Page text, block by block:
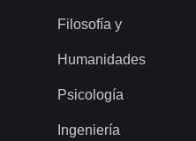
Filosofía y
Humanidades
Psicología
Ingeniería